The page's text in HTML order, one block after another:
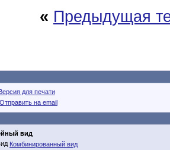
« Предыдущая
для печати
Отправить на email
вид
Комбинированный вид